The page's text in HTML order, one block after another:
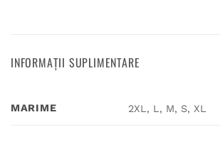
INFORMAȚII SUPLIMENTARE
MARIME 2XL, L, M, S, XL